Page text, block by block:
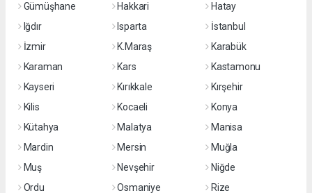
Gümüşhane
Hakkari
Hatay
Iğdır
Isparta
İstanbul
İzmir
K.Maraş
Karabük
Karaman
Kars
Kastamonu
Kayseri
Kırıkkale
Kırşehir
Kilis
Kocaeli
Konya
Kütahya
Malatya
Manisa
Mardin
Mersin
Muğla
Muş
Nevşehir
Niğde
Ordu
Osmaniye Rize